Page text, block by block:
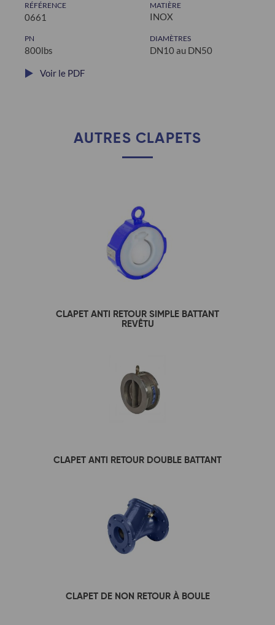
RÉFÉRENCE
0661
MATIÈRE
INOX
PN
800lbs
DIAMÈTRES
DN10 au DN50
Voir le PDF
AUTRES CLAPETS
CLAPET ANTI RETOUR SIMPLE BATTANT
REVÊTU
CLAPET ANTI RETOUR DOUBLE BATTANT
CLAPET DE NON RETOUR À BOULE